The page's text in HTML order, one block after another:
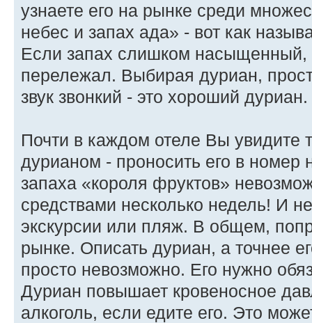
узнаете его на рынке среди
небес и запах ада» - вот как
Если запах слишком насыщенный,
перележал. Выбирая дуриан,
звук звонкий - это хороший дуриан.
Почти в каждом отеле Вы увидите
дурианом - проносить его в номер
запаха «короля фруктов»
средствами несколько недель! И
экскурсии или пляж. В общем,
рынке. Описать дуриан, а точнее
просто невозможно. Его нужно
Дуриан повышает кровеносное
алкоголь, если едите его. Это